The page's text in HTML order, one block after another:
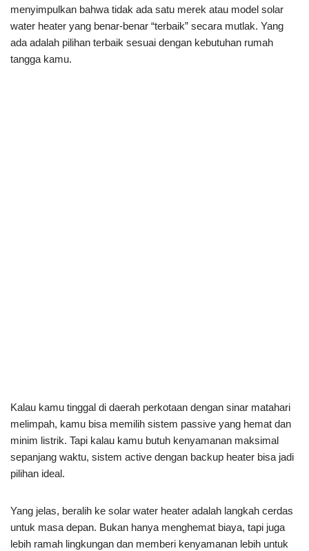
menyimpulkan bahwa tidak ada satu merek atau model solar
water heater yang benar-benar “terbaik” secara mutlak. Yang
ada adalah pilihan terbaik sesuai dengan kebutuhan rumah
tangga kamu.
Kalau kamu tinggal di daerah perkotaan dengan sinar matahari
melimpah, kamu bisa memilih sistem passive yang hemat dan
minim listrik. Tapi kalau kamu butuh kenyamanan maksimal
sepanjang waktu, sistem active dengan backup heater bisa jadi
pilihan ideal.
Yang jelas, beralih ke solar water heater adalah langkah cerdas
untuk masa depan. Bukan hanya menghemat biaya, tapi juga
lebih ramah lingkungan dan memberi kenyamanan lebih untuk